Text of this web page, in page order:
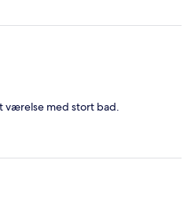
værelse med stort bad.